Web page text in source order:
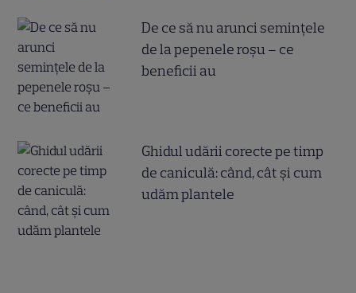
De ce să nu arunci semințele
de la pepenele roșu – ce
beneficii au
Ghidul udării corecte pe timp
de caniculă: când, cât şi cum
udăm plantele